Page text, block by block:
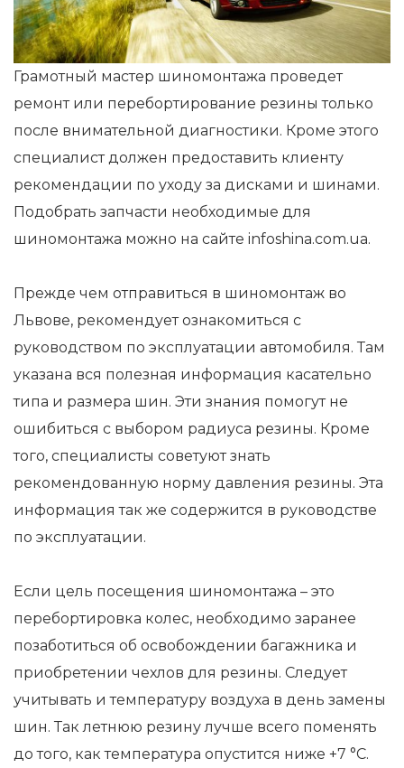
Грамотный мастер шиномонтажа проведет
ремонт или перебортирование резины только
после внимательной диагностики. Кроме этого
специалист должен предоставить клиенту
рекомендации по уходу за дисками и шинами.
Подобрать запчасти необходимые для
шиномонтажа можно на сайте infoshina.com.ua.
Прежде чем отправиться в шиномонтаж во
Львове, рекомендует ознакомиться с
руководством по эксплуатации автомобиля. Там
указана вся полезная информация касательно
типа и размера шин. Эти знания помогут не
ошибиться с выбором радиуса резины. Кроме
того, специалисты советуют знать
рекомендованную норму давления резины. Эта
информация так же содержится в руководстве
по эксплуатации.
Если цель посещения шиномонтажа – это
перебортировка колес, необходимо заранее
позаботиться об освобождении багажника и
приобретении чехлов для резины. Следует
учитывать и температуру воздуха в день замены
шин. Так летнюю резину лучше всего поменять
до того, как температура опустится ниже +7 °C.